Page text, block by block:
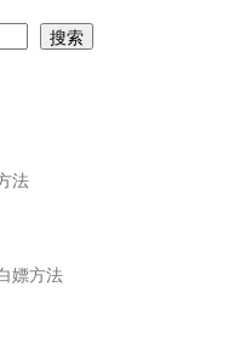
搜索
法
嫖方法